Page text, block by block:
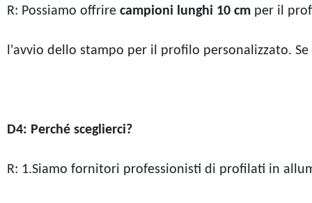
R: Possiamo offrirecampioni lunghi 10 cmper il
l'avvio dello stampo per il profilo personalizzato.
D4: Perché sceglierci?
R: 1.Siamo fornitori professionisti di profilati in